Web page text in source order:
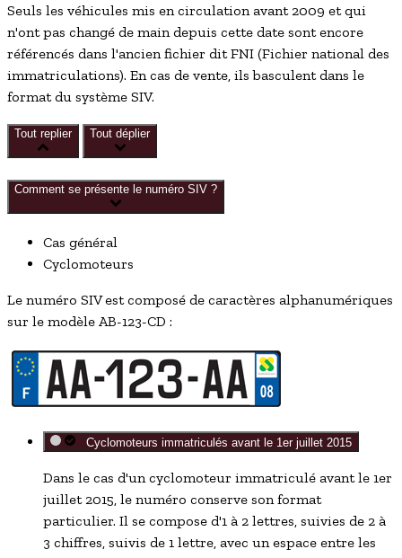
Seuls les véhicules mis en circulation avant 2009 et qui
n'ont pas changé de main depuis cette date sont encore
référencés dans l'ancien fichier ditFNI (Fichier national des
immatriculations). En cas de vente, ils basculent dans le
format du système SIV.
Tout replier Tout déplier
Comment se présente le numéro SIV ?
Cas général
Cyclomoteurs
Le numéro SIV est composé de caractères alphanumériques
sur le modèle AB-123-CD :
Cyclomoteurs immatriculés avant le 1er juillet 2015
Dans le cas d'un cyclomoteur immatriculé avant le 1er
juillet 2015, le numéro conserve son format
particulier. Il se compose d'1 à 2 lettres, suivies de 2 à
3 chiffres, suivis de 1 lettre, avec un espace entre les